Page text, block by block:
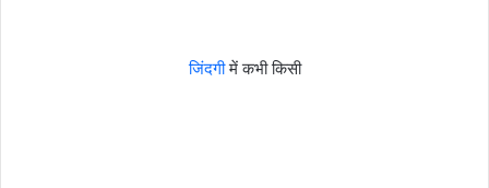
जिंदगीमें कभी किसी